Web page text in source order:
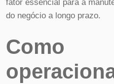
fator essencial para a
do negócio a longo prazo.
Como